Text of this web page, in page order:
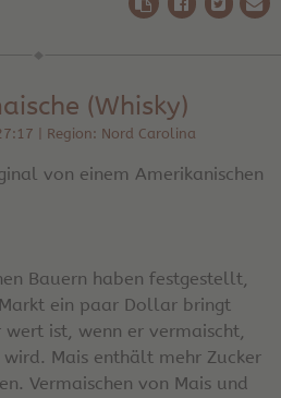
(Whisky)
| Region: Nord Carolina
von einem Amerikanischen
Bauern haben festgestellt,
ein paar Dollar bringt
ist, wenn er vermaischt,
Mais enthält mehr Zucker
Vermaischen von Mais und